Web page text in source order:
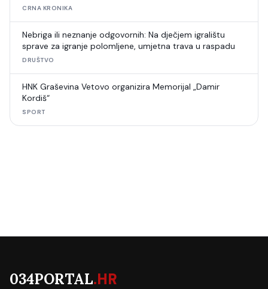
CRNA KRONIKA
Nebriga ili neznanje odgovornih: Na dječjem igralištu
sprave za igranje polomljene, umjetna trava u raspadu
DRUŠTVO
HNK Graševina Vetovo organizira Memorijal „Damir
Kordiš“
SPORT
034PORTAL.HR